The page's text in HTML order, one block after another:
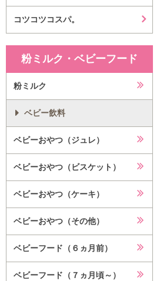
コツコツコスパ。
粉ミルク・ベビーフード
粉ミルク
ベビー飲料
ベビーおやつ（ジュレ）
ベビーおやつ（ビスケット）
ベビーおやつ（ケーキ）
ベビーおやつ（その他）
ベビーフード（６ヵ月前）
ベビーフード（７ヵ月頃～）